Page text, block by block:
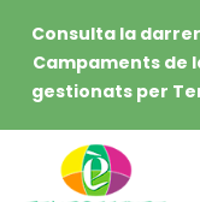
Consulta la
Campaments de
gestionats per